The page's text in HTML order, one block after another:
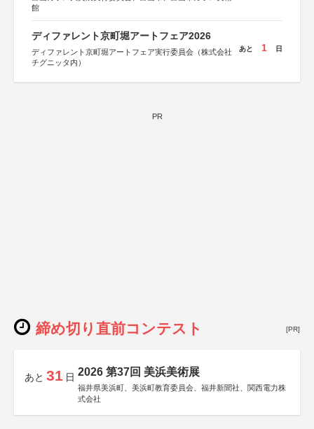
館
ディファレント京町堀アートフェア2026
ディファレント京町堀アートフェア実行委員会（株式会社
チグニッタ内）
あと 1 日
PR
締め切り直前コンテスト [PR]
あと 31 日 2026 第37回 美浜美術展
福井県美浜町、美浜町教育委員会、福井新聞社、関西電力株
式会社